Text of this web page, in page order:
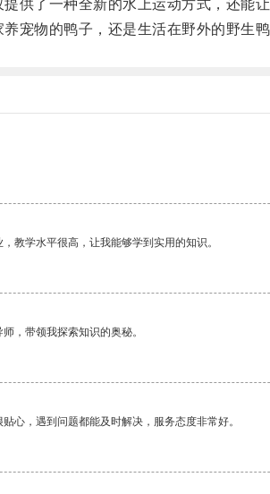
了一种全新的水上运动方式，还能让
物的鸭子，还是生活在野外的野生鸭
教学水平很高，让我能够学到实用的知识。
，带领我探索知识的奥秘。
心，遇到问题都能及时解决，服务态度非常好。